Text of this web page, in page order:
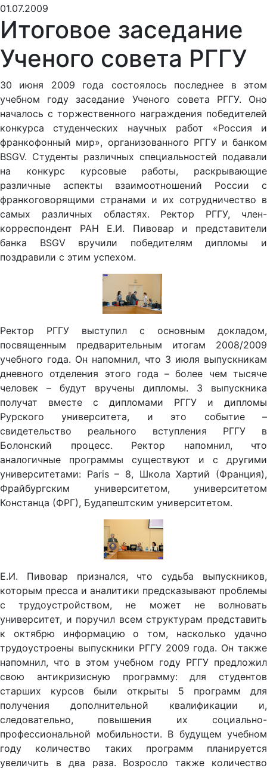
Итоговое заседание
Ученого совета РГГУ
30 июня 2009 года состоялось последнее в этом
учебном году заседание Ученого совета РГГУ. Оно
началось с торжественного награждения победителей
конкурса студенческих научных работ «Россия и
франкофонный мир», организованного РГГУ и банком
BSGV. Студенты различных специальностей подавали
на конкурс курсовые работы, раскрывающие
различные аспекты взаимоотношений России с
франкоговорящими странами и их сотрудничество в
самых различных областях. Ректор РГГУ, член-
корреспондент РАН Е.И. Пивовар и представители
банка BSGV вручили победителям дипломы и
поздравили с этим успехом.
Ректор РГГУ выступил с основным докладом,
посвященным предварительным итогам 2008/2009
учебного года. Он напомнил, что 3 июля выпускникам
дневного отделения этого года – более чем тысяче
человек – будут вручены дипломы. 3 выпускника
получат вместе с дипломами РГГУ и дипломы
Рурского университета, и это событие –
свидетельство реального вступления РГГУ в
Болонский процесс. Ректор напомнил, что
аналогичные программы существуют и с другими
университетами: Paris – 8, Школа Хартий (Франция),
Фрайбургским университетом, университетом
Констанца (ФРГ), Будапештским университетом.
Е.И. Пивовар признался, что судьба выпускников,
которым пресса и аналитики предсказывают проблемы
с трудоустройством, не может не волновать
университет, и поручил всем структурам представить
к октябрю информацию о том, насколько удачно
трудоустроены выпускники РГГУ 2009 года. Он также
напомнил, что в этом учебном году РГГУ предложил
свою антикризисную программу: для студентов
старших курсов были открыты 5 программ для
получения дополнительной квалификации и,
следовательно, повышения их социально-
профессиональной мобильности. В будущем учебном
году количество таких программ планируется
увеличить в два раза. Возросло также количество
студентов, трудоустроенных в стенах самого